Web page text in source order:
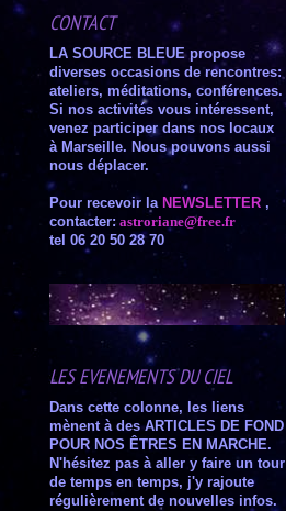
CONTACT
LA SOURCE BLEUE propose
diverses occasions de rencontres:
ateliers, méditations, conférences.
Si nos activités vous intéressent,
venez participer dans nos locaux
à Marseille. Nous pouvons aussi
nous déplacer.
Pour recevoir la NEWSLETTER ,
contacter: astroriane@free.fr
tel 06 20 50 28 70
LES EVENEMENTS DU CIEL
Dans cette colonne, les liens
mènent à des ARTICLES DE FOND
POUR NOS ÊTRES EN MARCHE.
N'hésitez pas à aller y faire un tour
de temps en temps, j'y rajoute
régulièrement de nouvelles infos.